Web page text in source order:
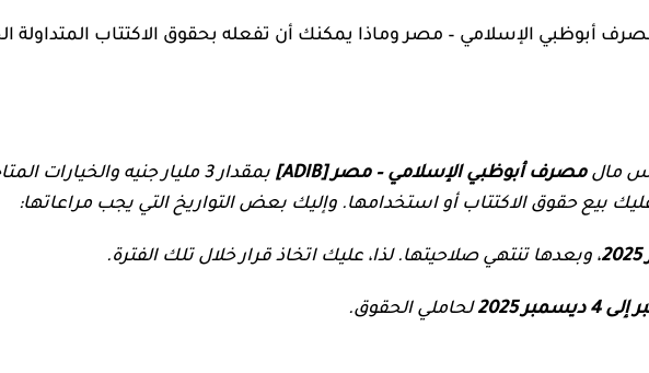
أبوظبي الإسلامي – مصر وماذا يمكنك أن تفعله بحقوق الاكتتاب المتداولة
مالمصرف أبوظبي الإسلامي – مصر [ADIB]
بمقدار 3 مليار جنيه والخيارات
حقوق الاكتتاب أو استخدامها. وإليك بعض التواريخ التي يجب مراعاتها:
، وبعدها تنتهي صلاحيتها. لذا، عليك اتخاذ قرار خلال تلك الفترة.
لحاملي الحقوق.